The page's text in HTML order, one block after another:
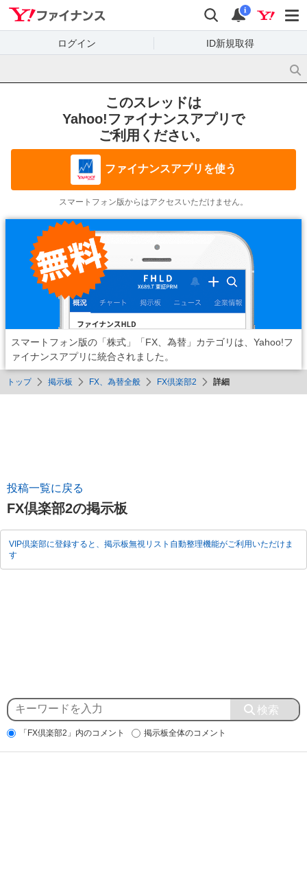
Yahoo!ファイナンス
検索 通知
i
ログイン ID新規取得
トップ 掲示板 FX、為替全般 FX倶楽部2 詳細
このスレッドは
Yahoo!ファイナンスアプリで
ご利用ください。
ファイナンスアプリを使う
スマートフォン版からはアクセスいただけません。
スマートフォン版の「株式」「FX、為替」カテゴリは、Yahoo!フ
ァイナンスアプリに統合されました。
投稿一覧に戻る
FX倶楽部2の掲示板
VIP倶楽部に登録すると、掲示板無視リスト自動整理機能がご利用いただけま
す
「FX倶楽部2」内のコメント 掲示板全体のコメント